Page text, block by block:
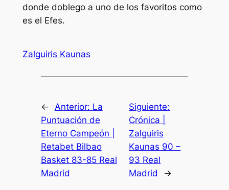
donde doblego a uno de los favoritos como
es el Efes.
Zalguiris Kaunas
← Anterior: La
Puntuación de
Eterno Campeón |
Retabet Bilbao
Basket 83-85 Real
Madrid
Siguiente:
Crónica |
Zalguiris
Kaunas 90 –
93 Real
Madrid
→